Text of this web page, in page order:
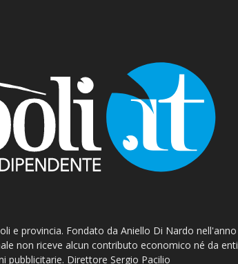
e provincia. Fondato da Aniello Di Nardo nell'anno
non riceve alcun contributo economico né da enti
pubblicitarie. Direttore Sergio Pacilio